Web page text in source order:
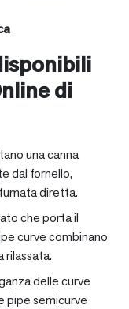
di
una canna
dal fornello,
diretta.
che porta il
curve combinano
rilassata.
delle curve
pipe semicurve